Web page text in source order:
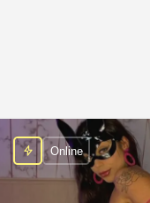
Online